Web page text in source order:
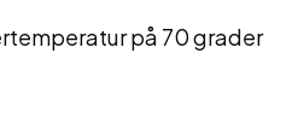
på 70 grader